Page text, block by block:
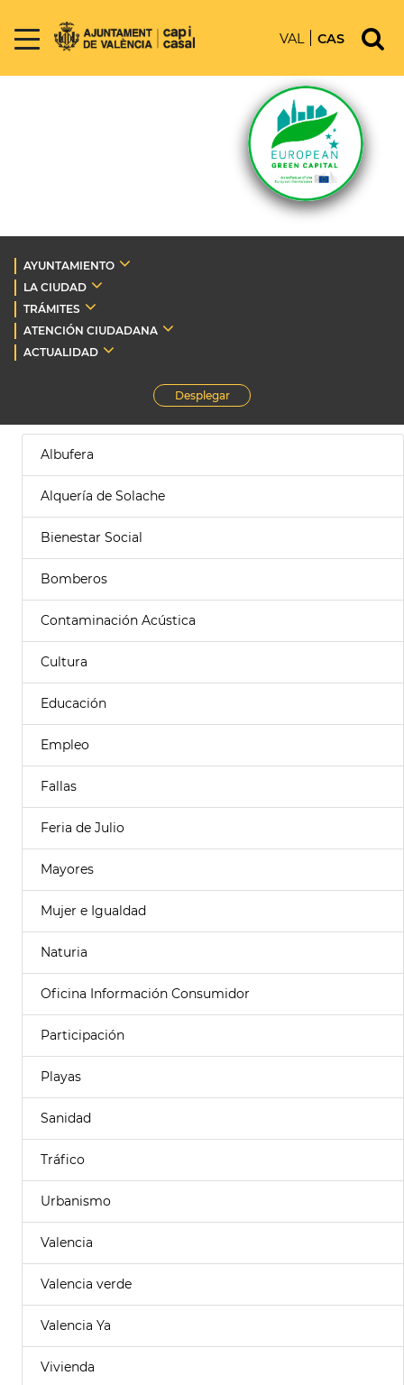
VAL CAS
AYUNTAMIENTO
LA CIUDAD
TRÁMITES
ATENCIÓN CIUDADANA
ACTUALIDAD
Desplegar
Albufera
Alquería de Solache
Bienestar Social
Bomberos
Contaminación Acústica
Cultura
Educación
Empleo
Fallas
Feria de Julio
Mayores
Mujer e Igualdad
Naturia
Oficina Información Consumidor
Participación
Playas
Sanidad
Tráfico
Urbanismo
Valencia
Valencia verde
Valencia Ya
Vivienda